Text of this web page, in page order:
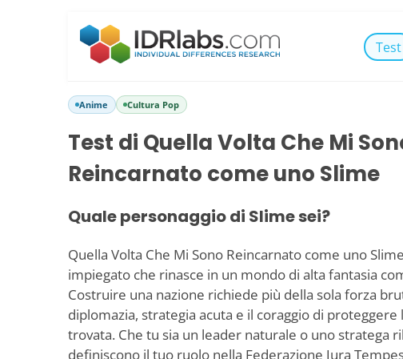
Test
Anime Cultura Pop
Test di Quella Volta Che Mi
Reincarnato come uno Slime
Quale personaggio di Slime sei?
Quella Volta Che Mi Sono Reincarnato come uno
impiegato che rinasce in un mondo di alta fantasia
Costruire una nazione richiede più della sola forza
diplomazia, strategia acuta e il coraggio di proteggere
trovata. Che tu sia un leader naturale o uno stratega
definiscono il tuo ruolo nella Federazione Jura